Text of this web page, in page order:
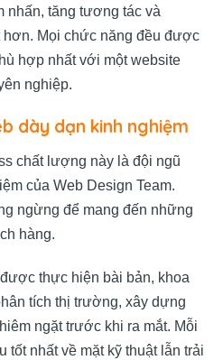
tăng tương tác và
hơn. Mọi chức năng đều được
hợp nhất với một website
nghiệp.
dày dạn kinh nghiệm
chất lượng này là đội ngũ
của Web Design Team.
ngừng để mang đến những
hàng.
thực hiện bài bản, khoa
tích thị trường, xây dựng
ngặt trước khi ra mắt. Mỗi
nhất về mặt kỹ thuật lẫn trải